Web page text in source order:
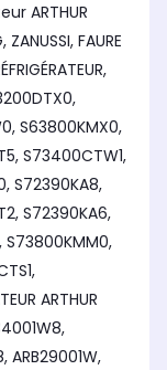
ARTHUR
ZANUSSI, FAURE
ARTHUR